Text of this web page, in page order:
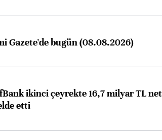
Gazete'de bugün (08.08.2026)
ikinci çeyrekte 16,7 milyar TL net
etti